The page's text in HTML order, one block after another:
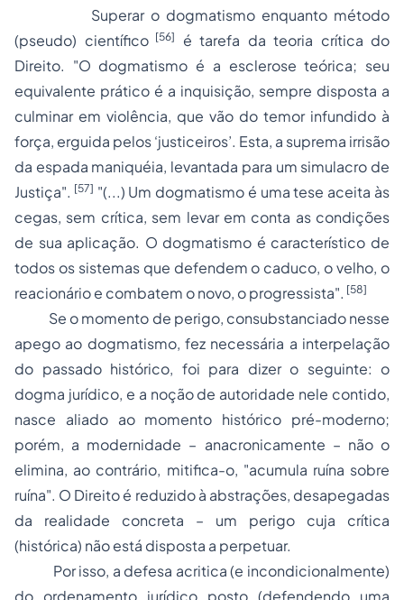
Superar o dogmatismo enquanto método
(pseudo) científico [56]
é tarefa da teoria crítica do
Direito. "O dogmatismo é a esclerose teórica; seu
equivalente prático é a inquisição, sempre disposta a
culminar em violência, que vão do temor infundido à
força, erguida pelos ‘justiceiros’. Esta, a suprema irrisão
da espada maniquéia, levantada para um simulacro de
Justiça". [57] "(...) Um dogmatismo é uma tese aceita às
cegas, sem crítica, sem levar em conta as condições
de sua aplicação. O dogmatismo é característico de
todos os sistemas que defendem o caduco, o velho, o
reacionário e combatem o novo, o progressista". [58]
Se o momento de perigo, consubstanciado nesse
apego ao dogmatismo, fez necessária a interpelação
do passado histórico, foi para dizer o seguinte: o
dogma jurídico, e a noção de autoridade nele contido,
nasce aliado ao momento histórico pré-moderno;
porém, a modernidade – anacronicamente – não o
elimina, ao contrário, mitifica-o, "acumula ruína sobre
ruína". O Direito é reduzido à abstrações, desapegadas
da realidade concreta – um perigo cuja crítica
(histórica) não está disposta a perpetuar.
Por isso, a defesa acritica (e incondicionalmente)
do ordenamento jurídico posto (defendendo uma